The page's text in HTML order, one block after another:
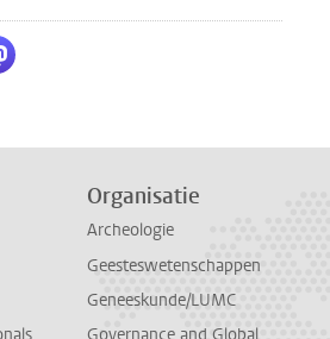
LinkedIn
via WhatsApp
via Mastodon
Organisatie
Archeologie
Geesteswetenschappen
Geneeskunde/LUMC